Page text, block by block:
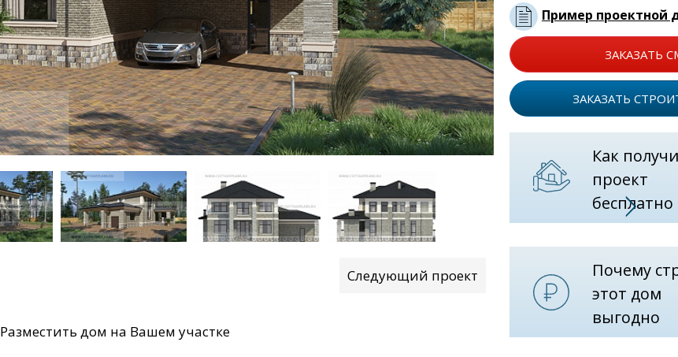
Пример проектной
ЗАКАЗАТЬ
ЗАКАЗАТЬ
Как
проект
бесплатно
Почему
этот дом
выгодно
Следующий проект
Разместить дом на Вашем участке